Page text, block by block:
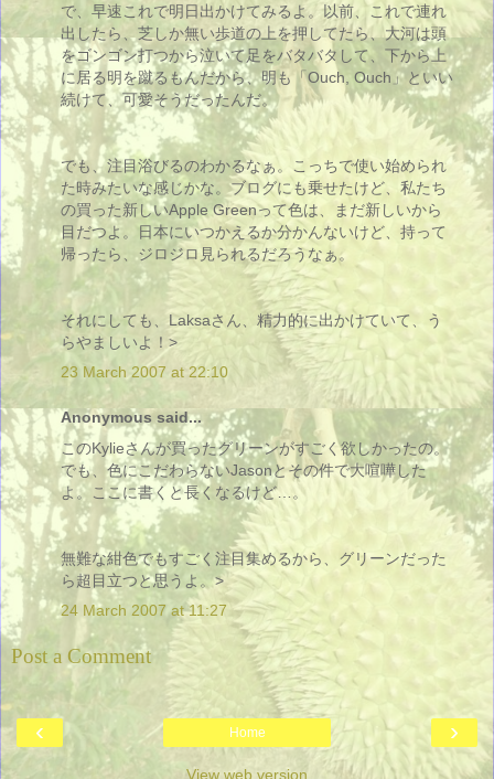
で、早速これで明日出かけてみるよ。以前、これで連れ
出したら、芝しか無い歩道の上を押してたら、大河は頭
をゴンゴン打つから泣いて足をバタバタして、下から上
に居る明を蹴るもんだから、明も「Ouch, Ouch」といい
続けて、可愛そうだったんだ。
でも、注目浴びるのわかるなぁ。こっちで使い始められ
た時みたいな感じかな。ブログにも乗せたけど、私たち
の買った新しいApple Greenって色は、まだ新しいから
目だつよ。日本にいつかえるか分かんないけど、持って
帰ったら、ジロジロ見られるだろうなぁ。
それにしても、Laksaさん、精力的に出かけていて、う
らやましいよ！>
23 March 2007 at 22:10
Anonymous said...
このKylieさんが買ったグリーンがすごく欲しかったの。
でも、色にこだわらないJasonとその件で大喧嘩した
よ。ここに書くと長くなるけど…。
無難な紺色でもすごく注目集めるから、グリーンだった
ら超目立つと思うよ。>
24 March 2007 at 11:27
Post a Comment
‹ ›
Home
View web version